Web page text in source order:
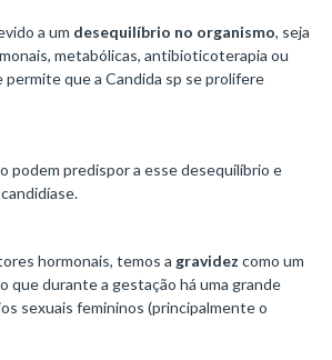
a um desequilíbrio no organismo, seja
metabólicas, antibioticoterapia ou
permite que a Candida sp se prolifere
podem predispor a esse desequilíbrio e
hormonais, temos a gravidez como um
que durante a gestação há uma grande
sexuais femininos (principalmente o